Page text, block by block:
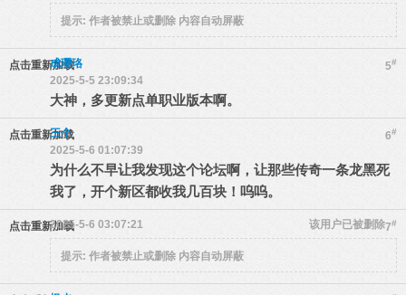
提示: 作者被禁止或删除 内容自动屏蔽
点击重新加载 5#
成璎珞
2025-5-5 23:09:34
大神，多更新点单职业版本啊。
点击重新加载 6#
三个
2025-5-6 01:07:39
为什么不早让我发现这个论坛啊，让那些传奇一条龙黑死
我了，开个新区都收我几百块！呜呜。
点击重新加载 7#
该用户已被删除
2025-5-6 03:07:21
提示: 作者被禁止或删除 内容自动屏蔽